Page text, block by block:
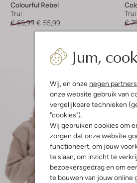
Jum,
Wij, en onze negen partners
onze website gebruik van
vergelijkbare technieken
"cookies").
Wij gebruiken cookies om
zorgen dat onze website
functioneert, om jouw
te slaan, om inzicht te
bezoekersgedrag en om
te bouwen van jouw online
Colourful Rebel
Trui
€ 69,99 € 55,99
Trui
€